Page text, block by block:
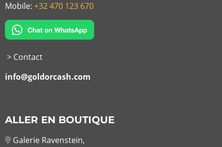
Mobile: +32 470 123 670
> Contact
info@goldorcash.com
ALLER EN BOUTIQUE
Galerie Ravenstein,